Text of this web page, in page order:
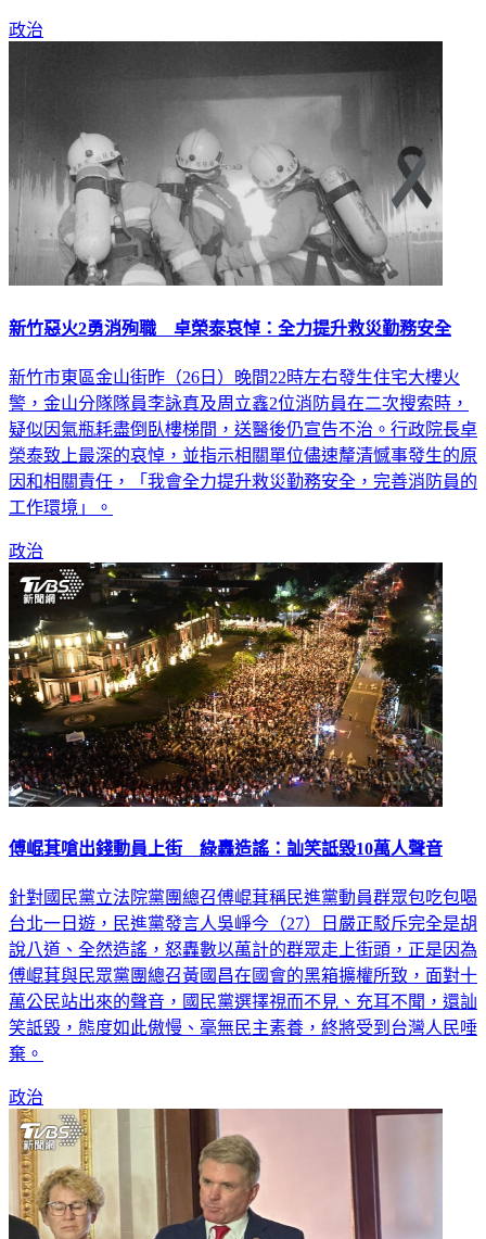
政治
新竹惡火2勇消殉職 卓榮泰哀悼：全力提升救災勤務安全
新竹市東區金山街昨（26日）晚間22時左右發生住宅大樓火
警，金山分隊隊員李詠真及周立鑫2位消防員在二次搜索時，
疑似因氣瓶耗盡倒臥樓梯間，送醫後仍宣告不治。行政院長卓
榮泰致上最深的哀悼，並指示相關單位儘速釐清憾事發生的原
因和相關責任，「我會全力提升救災勤務安全，完善消防員的
工作環境」。
政治
傅崐萁嗆出錢動員上街 綠轟造謠：訕笑詆毀10萬人聲音
針對國民黨立法院黨團總召傅崐萁稱民進黨動員群眾包吃包喝
台北一日遊，民進黨發言人吳崢今（27）日嚴正駁斥完全是胡
說八道、全然造謠，怒轟數以萬計的群眾走上街頭，正是因為
傅崐萁與民眾黨團總召黃國昌在國會的黑箱擴權所致，面對十
萬公民站出來的聲音，國民黨選擇視而不見、充耳不聞，還訕
笑詆毀，態度如此傲慢、毫無民主素養，終將受到台灣人民唾
棄。
政治